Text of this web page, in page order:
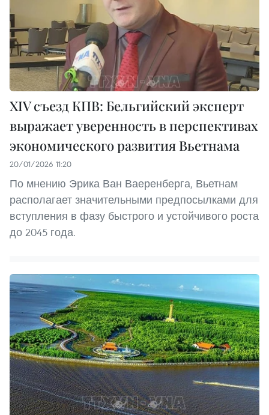
XIV съезд КПВ: Бельгийский эксперт
выражает уверенность в перспективах
экономического развития Вьетнама
20/01/2026 11:20
По мнению Эрика Ван Ваеренберга, Вьетнам
располагает значительными предпосылками для
вступления в фазу быстрого и устойчивого роста
до 2045 года.